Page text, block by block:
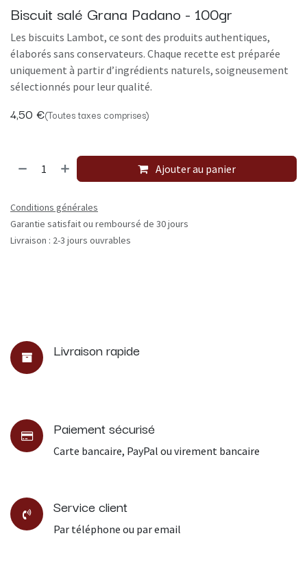
Biscuit salé Grana Padano - 100gr
Les biscuits Lambot, ce sont des produits authentiques,
élaborés sans conservateurs. Chaque recette est préparée
uniquement à partir d’ingrédients naturels, soigneusement
sélectionnés pour leur qualité.
4,50 €(Toutes taxes comprises)
Ajouter au panier
Conditions générales
Garantie satisfait ou remboursé de 30 jours
Livraison : 2-3 jours ouvrables
Livraison rapide
Paiement sécurisé
Carte bancaire, PayPal ou virement bancaire
Service client
Par téléphone ou par email